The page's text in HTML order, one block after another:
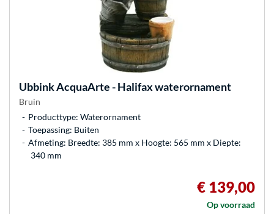
UbbinkAcquaArte - Halifax waterornament
Bruin
Producttype: Waterornament
Toepassing: Buiten
Afmeting: Breedte: 385 mm x Hoogte: 565 mm x Diepte:
340 mm
€ 139,00
Op voorraad